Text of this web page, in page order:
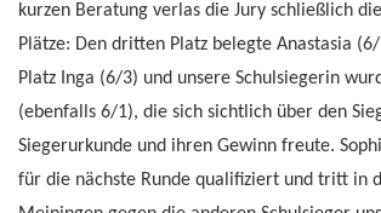
kurzen Beratung verlas die Jury schließlich
Plätze: Den dritten Platz belegte Anastasia
Platz Inga (6/3) und unsere Schulsiegerin
(ebenfalls 6/1), die sich sichtlich über den
Siegerurkunde und ihren Gewinn freute.
für die nächste Runde qualifiziert und tritt in